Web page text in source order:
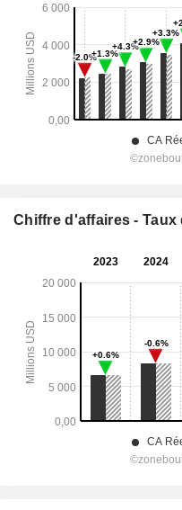
Chiffre d'affaires - Taux